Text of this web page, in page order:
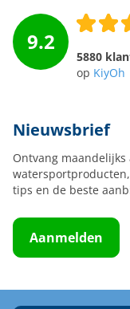
9.2
5880
op KiyOh
Nieuwsbrief
Ontvang
tips en de beste
Aanmelden